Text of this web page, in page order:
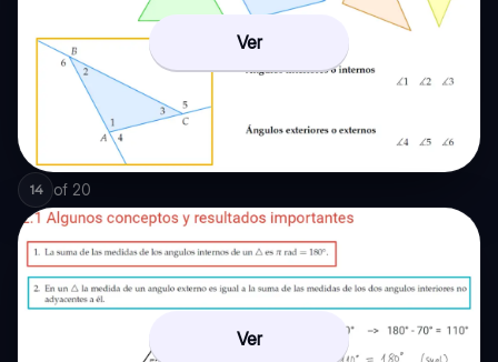
Ver
14 of 20
Ver